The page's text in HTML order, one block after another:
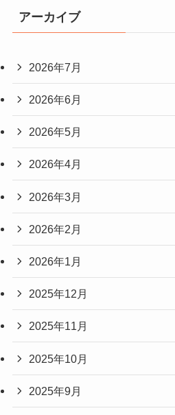
アーカイブ
2026年7月
2026年6月
2026年5月
2026年4月
2026年3月
2026年2月
2026年1月
2025年12月
2025年11月
2025年10月
2025年9月